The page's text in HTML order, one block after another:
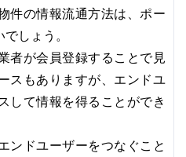
件の情報流通方法は、ポー
しょう。
者が会員登録することで見
スもありますが、エンドユ
して情報を得ることができ
ンドユーザーをつなぐこと